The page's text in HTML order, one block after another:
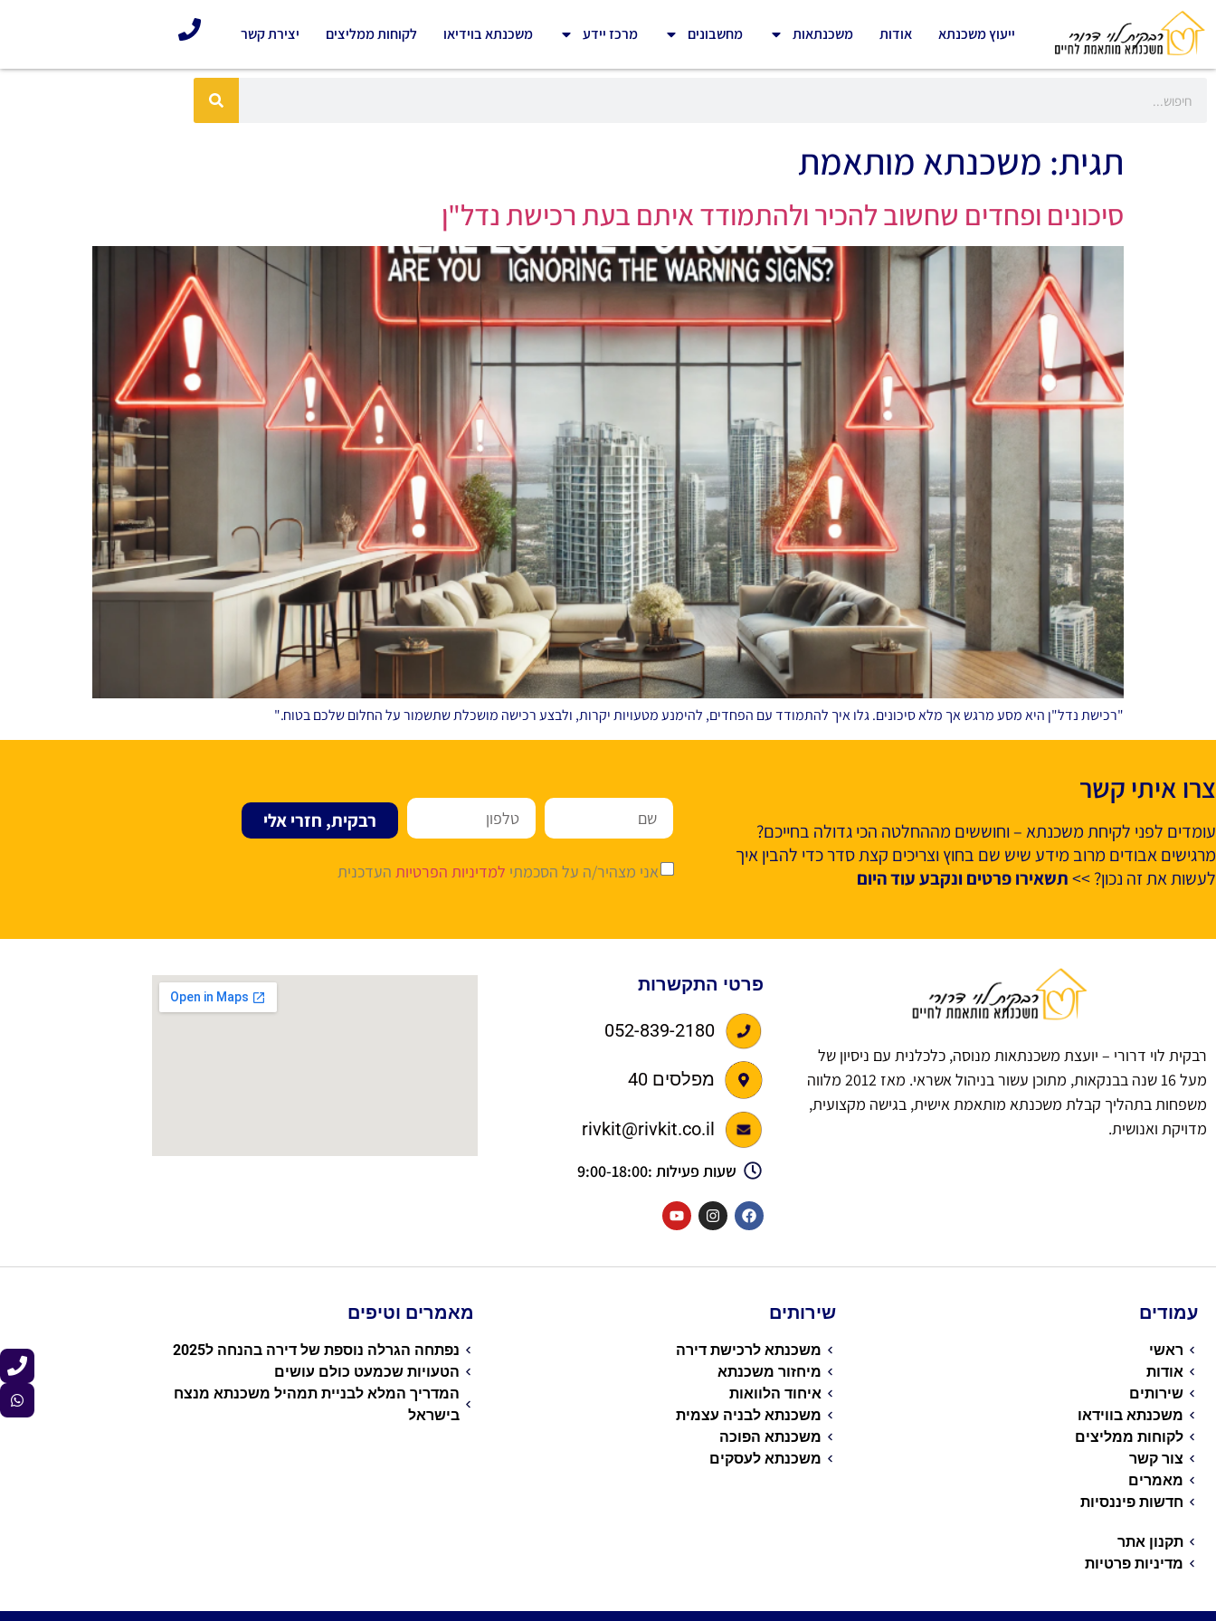
ייעוץ משכנתא אודות משכנתאות מחשבונים מרכז יידע משכנתא בוידיאו לקוחות ממליצים יצירת קשר
תגית: משכנתא מותאמת
סיכונים ופחדים שחשוב להכיר ולהתמודד איתם בעת רכישת נדל"ן
"רכישת נדל"ן היא מסע מרגש אך מלא סיכונים. גלו איך להתמודד עם הפחדים, להימנע מטעויות יקרות, ולבצע רכישה מושכלת שתשמור על החלום שלכם בטוח."
צרו איתי קשר
עומדים לפני לקיחת משכנתא – וחוששים מההחלטה הכי גדולה בחייכם?
מרגישים אבודים מרוב מידע שיש שם בחוץ וצריכים קצת סדר כדי להבין איך
לעשות את זה נכון? >>תשאירו פרטים ונקבע עוד היום אני מצהיר/ה על הסכמתי למדיניות הפרטיות העדכנית
רבקית, חזרי אלי
רבקית לוי דרורי – יועצת משכנתאות מנוסה, כלכלנית עם ניסיון של
מעל 16 שנה בבנקאות, מתוכן עשור בניהול אשראי. מאז 2012 מלווה
משפחות בתהליך קבלת משכנתא מותאמת אישית, בגישה מקצועית,
מדויקת ואנושית.
פרטי התקשרות
052-839-2180
מפלסים 40
rivkit@rivkit.co.il
שעות פעילות :9:00-18:00
עמודים
ראשי
אודות
שירותים
משכנתא בווידאו
לקוחות ממליצים
צור קשר
מאמרים
חדשות פיננסיות
תקנון אתר
מדיניות פרטיות
שירותים
משכנתא לרכישת דירה
מיחזור משכנתא
איחוד הלוואות
משכנתא לבניה עצמית
משכנתא הפוכה
משכנתא לעסקים
מאמרים וטיפים
נפתחה הגרלה נוספת של דירה בהנחה ל2025
הטעויות שכמעט כולם עושים
המדריך המלא לבניית תמהיל משכנתא מנצח
בישראל